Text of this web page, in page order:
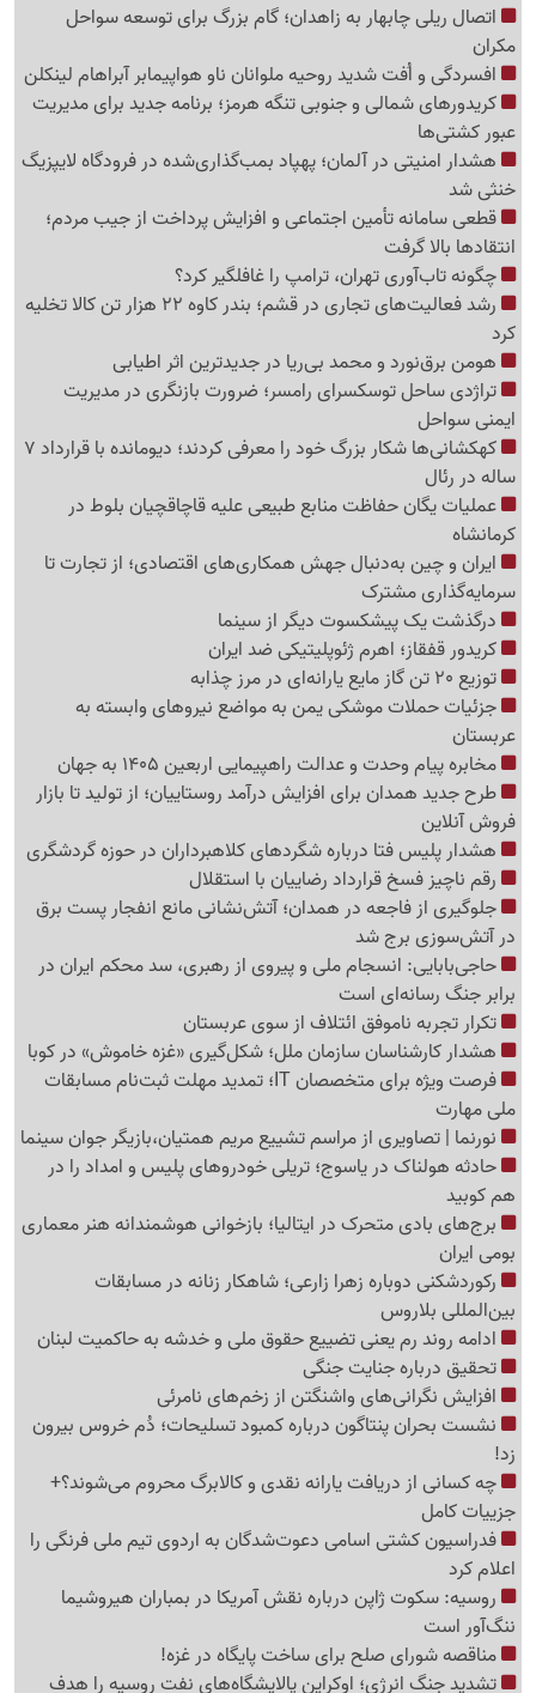
اتصال ریلی چابهار به زاهدان؛ گام بزرگ برای توسعه سواحل
مکران
افسردگی و اُفت شدید روحیه ملوانان ناو هواپیمابر آبراهام لینکلن
کریدورهای شمالی و جنوبی تنگه هرمز؛ برنامه جدید برای مدیریت
عبور کشتی‌ها
هشدار امنیتی در آلمان؛ پهپاد بمب‌گذاری‌شده در فرودگاه لایپزیگ
خنثی شد
قطعی سامانه تأمین اجتماعی و افزایش پرداخت از جیب مردم؛
انتقادها بالا گرفت
چگونه تاب‌آوری تهران، ترامپ را غافلگیر کرد؟
رشد فعالیت‌های تجاری در قشم؛ بندر کاوه 22 هزار تن کالا تخلیه
کرد
هومن برق‌نورد و محمد بی‌ریا در جدیدترین اثر اطیابی
تراژدی ساحل توسکسرای رامسر؛ ضرورت بازنگری در مدیریت
ایمنی سواحل
کهکشانی‌ها شکار بزرگ خود را معرفی کردند؛ دیومانده با قرارداد 7
ساله در رئال
عملیات یگان حفاظت منابع طبیعی علیه قاچاقچیان بلوط در
کرمانشاه
ایران و چین به‌دنبال جهش همکاری‌های اقتصادی؛ از تجارت تا
سرمایه‌گذاری مشترک
درگذشت یک پیشکسوت دیگر از سینما
کریدور قفقاز؛ اهرم ژئوپلیتیکی ضد ایران
توزیع 20 تن گاز مایع یارانه‌ای در مرز چذابه
جزئیات حملات موشکی یمن به مواضع نیروهای وابسته به
عربستان
مخابره پیام وحدت و عدالت راهپیمایی اربعین 1405 به جهان
طرح جدید همدان برای افزایش درآمد روستاییان؛ از تولید تا بازار
فروش آنلاین
هشدار پلیس فتا درباره شگردهای کلاهبرداران در حوزه گردشگری
رقم ناچیز فسخ قرارداد رضاییان با استقلال
جلوگیری از فاجعه در همدان؛ آتش‌نشانی مانع انفجار پست برق
در آتش‌سوزی برج شد
حاجی‌بابایی: انسجام ملی و پیروی از رهبری، سد محکم ایران در
برابر جنگ رسانه‌ای است
تکرار تجربه ناموفق ائتلاف از سوی عربستان
هشدار کارشناسان سازمان ملل؛ شکل‌گیری «غزه‌ خاموش» در کوبا
فرصت ویژه برای متخصصان IT؛ تمدید مهلت ثبت‌نام مسابقات
ملی مهارت
نورنما | تصاویری از مراسم تشییع مریم همتیان،بازیگر جوان سینما
حادثه هولناک در یاسوج؛ تریلی خودروهای پلیس و امداد را در
هم کوبید
برج‌های بادی متحرک در ایتالیا؛ بازخوانی هوشمندانه هنر معماری
بومی ایران
رکوردشکنی دوباره زهرا زارعی؛ شاهکار زنانه در مسابقات
بین‌المللی بلاروس
ادامه روند رم یعنی تضییع حقوق ملی و خدشه به حاکمیت لبنان
تحقیق درباره جنایت جنگی
افزایش نگرانی‌های واشنگتن از زخم‌های نامرئی
نشست بحران پنتاگون درباره کمبود تسلیحات؛ دُم خروس بیرون
زد!
چه کسانی از دریافت یارانه نقدی و کالابرگ محروم می‌شوند؟+
جزییات کامل
فدراسیون کشتی اسامی دعوت‌شدگان به اردوی تیم ملی فرنگی را
اعلام کرد
روسیه: سکوت ژاپن درباره نقش آمریکا در بمباران هیروشیما
ننگ‌آور است
مناقصه شورای صلح برای ساخت پایگاه در غزه!
تشدید جنگ انرژی؛ اوکراین پالایشگاه‌های نفت روسیه را هدف